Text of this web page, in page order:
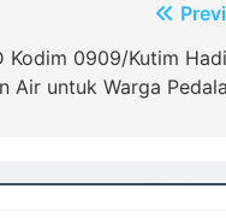
Kodim 0909/Kutim
Air untuk Warga